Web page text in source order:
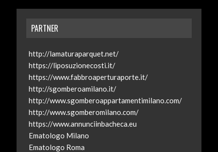
PARTNER
http://lamaturaparquet.net/
https://liposuzionecosti.it/
https://www.fabbroaperturaporte.it/
http://sgomberoamilano.it/
http://www.sgomberoappartamentimilano.com/
http://www.sgomberomilano.com/
https://www.annunciinbacheca.eu
Ematologo Milano
Ematologo Roma